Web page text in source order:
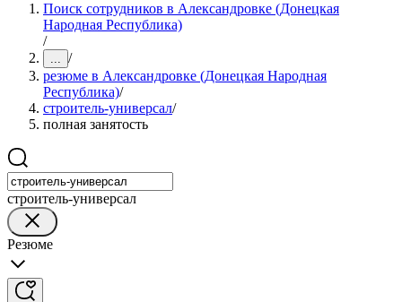
Поиск сотрудников в Александровке (Донецкая
Народная Республика)
/
... /
резюме в Александровке (Донецкая Народная
Республика)/
строитель-универсал/
полная занятость
строитель-универсал
Резюме